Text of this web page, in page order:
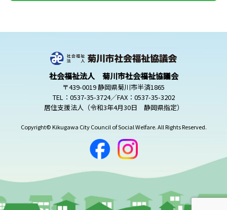
社会福祉法人 菊川市社会福祉協議会
〒439-0019 静岡県菊川市半済1865
TEL：0537-35-3724／FAX：0537-35-3202
居住支援法人（令和3年4月30日 静岡県指定）
Copyright© Kikugawa City Council of Social Welfare. All Rights Reserved.